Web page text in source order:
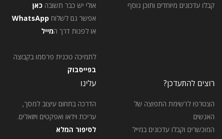
קבלו עדכונים מיוחדים ותוכן נוסף אולי יש כבר תשובה כאן
אפשר גם לשלוח WhatsApp
או לפנות דרך המייל
לתמיכה טכנית פרסמו בקבוצה
בפייסבוק
רוצים להתעדכן?
הצטרפו לרשימת התפוצה של
האנשים
המוכשרים וקבלו עדכונים במייל
עלינו
הדרכה בתחום עיצוב למסך,
עריכת וידאו ואפקטים ויזואלים.
לסיפור המלא